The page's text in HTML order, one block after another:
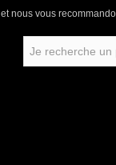
nous vous